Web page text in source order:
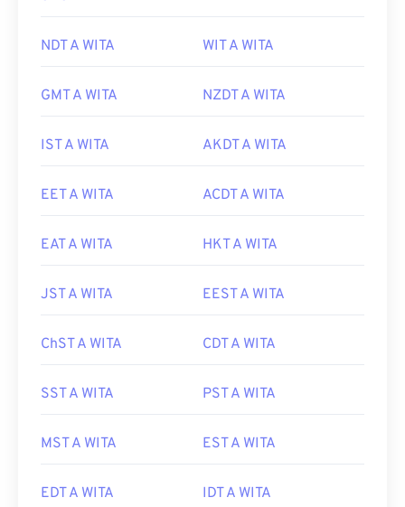
NDT A WITA WIT A WITA
GMT A WITA NZDT A WITA
IST A WITA AKDT A WITA
EET A WITA ACDT A WITA
EAT A WITA HKT A WITA
JST A WITA EEST A WITA
ChST A WITA CDT A WITA
SST A WITA PST A WITA
MST A WITA EST A WITA
EDT A WITA IDT A WITA